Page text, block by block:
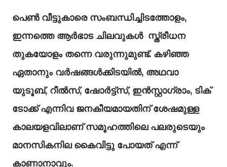
പെൺ വീട്ടുകാരെ സംബന്ധിച്ചിടത്തോളം,
ഇന്നത്തെ ആർഭാട ചിലവുകൾ സ്ത്രീധന
തുകയോളം തന്നെ വരുന്നുമുണ്ട്. കഴിഞ്ഞ
ഏതാനും വർഷങ്ങൾക്കിടയിൽ, അഥവാ
യുടൂബ്, റീൽസ്, ഷോർട്ട്സ്, ഇൻസ്റ്റാഗ്രാം, ടിക്
ടോക്ക് എന്നിവ ജനകീയമായതിന് ശേഷമുള്ള
കാലയളവിലാണ് സമൂഹത്തിലെ പലരുടെയും
മാനസികനില കൈവിട്ടു പോയത് എന്ന്
കാണാനാവും.